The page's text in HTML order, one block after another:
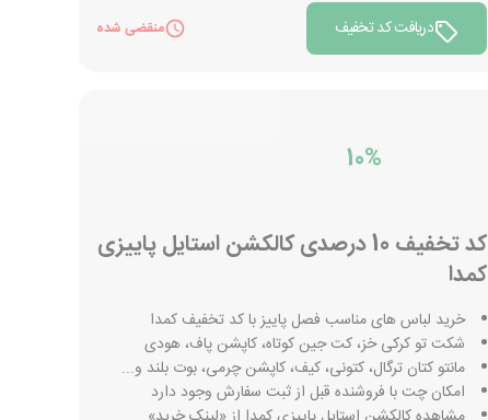
دریافت کد تخفیف منقضی شده
10%
کد تخفیف 10 درصدی کالکشن استایل پاییزی
کمدا
خرید لباس های مناسب فصل پاییز با کد تخفیف کمدا
شکت تو کرکی خز، کت جین کوتاه، کاپشن پاف، هودی
مانتو کتان ترگال، کتونی، کیف، کاپشن چرمی، بوت بلند و...
امکان چت با فروشنده قبل از ثبت سفارش وجود دارد